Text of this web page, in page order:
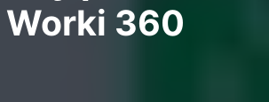
Worki 360